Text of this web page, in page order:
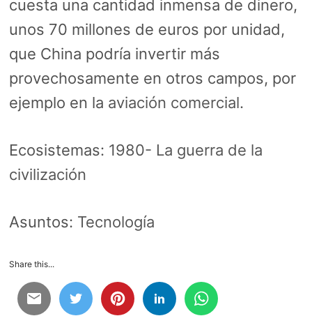
cuesta una cantidad inmensa de dinero,
unos 70 millones de euros por unidad,
que China podría invertir más
provechosamente en otros campos, por
ejemplo en la aviación comercial.
Ecosistemas: 1980- La guerra de la
civilización
Asuntos: Tecnología
Share this...